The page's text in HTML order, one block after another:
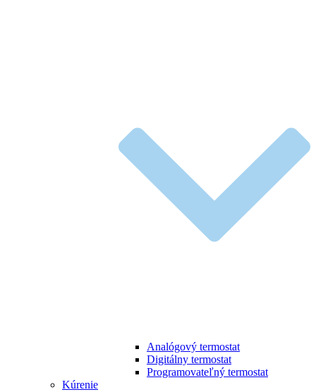
Analógový termostat
Digitálny termostat
Programovateľný termostat
Kúrenie